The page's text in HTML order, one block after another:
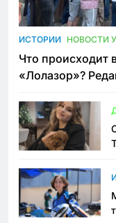
ИСТОРИИ НОВОСТИ
Что происходит
«Лолазор»?